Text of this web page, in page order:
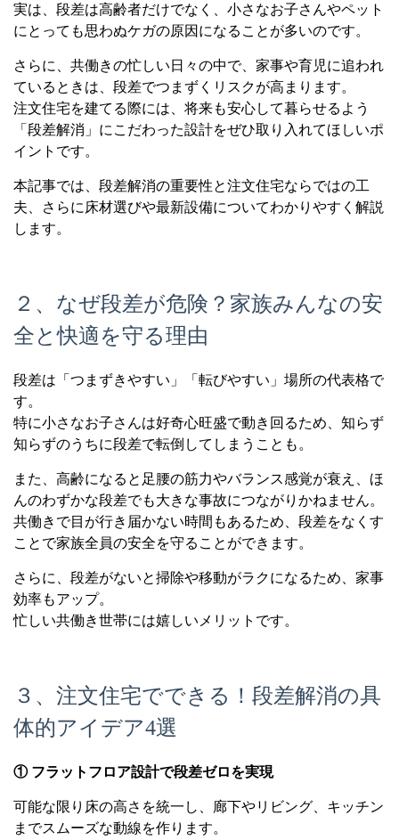
実は、段差は高齢者だけでなく、小さなお子さんやペット
にとっても思わぬケガの原因になることが多いのです。
さらに、共働きの忙しい日々の中で、家事や育児に追われ
ているときは、段差でつまずくリスクが高まります。
注文住宅を建てる際には、将来も安心して暮らせるよう
「段差解消」にこだわった設計をぜひ取り入れてほしいポ
イントです。
本記事では、段差解消の重要性と注文住宅ならではの工
夫、さらに床材選びや最新設備についてわかりやすく解説
します。
２、なぜ段差が危険？家族みんなの安
全と快適を守る理由
段差は「つまずきやすい」「転びやすい」場所の代表格で
す。
特に小さなお子さんは好奇心旺盛で動き回るため、知らず
知らずのうちに段差で転倒してしまうことも。
また、高齢になると足腰の筋力やバランス感覚が衰え、ほ
んのわずかな段差でも大きな事故につながりかねません。
共働きで目が行き届かない時間もあるため、段差をなくす
ことで家族全員の安全を守ることができます。
さらに、段差がないと掃除や移動がラクになるため、家事
効率もアップ。
忙しい共働き世帯には嬉しいメリットです。
３、注文住宅でできる！段差解消の具
体的アイデア4選
① フラットフロア設計で段差ゼロを実現
可能な限り床の高さを統一し、廊下やリビング、キッチン
までスムーズな動線を作ります。